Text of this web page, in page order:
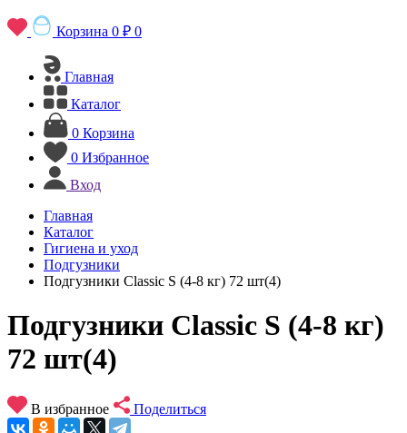
Корзина 0 ₽ 0
Главная
Каталог
0 Корзина
0 Избранное
Вход
Главная
Каталог
Гигиена и уход
Подгузники
Подгузники Classic S (4-8 кг) 72 шт(4)
Подгузники Classic S (4-8 кг)
72 шт(4)
В избранное Поделиться